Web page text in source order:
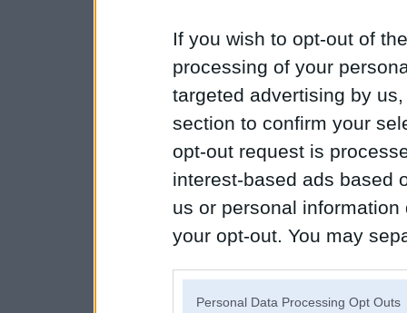
If you wish to opt-out of
processing of your
targeted advertising by
section to confirm your
opt-out request is
interest-based ads based
us or personal
your opt-out. You may
Personal Data Processing Opt Outs